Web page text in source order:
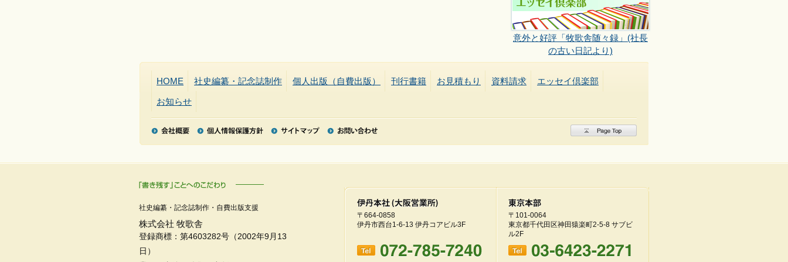
意外と好評「牧歌舎随々録」(社長
の古い日記より)
HOME 社史編纂・記念誌制作 個人出版（自費出版） 刊行書籍 お見積もり 資料請求 エッセイ倶楽部
お知らせ
社史編纂・記念誌制作・自費出版支援
株式会社 牧歌舎
登録商標：第4603282号（2002年9月13
日）
〒664-0858
伊丹市西台1-6-13 伊丹コアビル3F
〒101-0064
東京都千代田区神田猿楽町2-5-8 サブビ
ル2F